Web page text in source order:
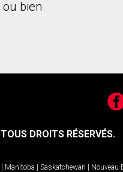
ou bien
TOUS DROITS RÉSERVÉS.
| Manitoba | Saskatchewan |